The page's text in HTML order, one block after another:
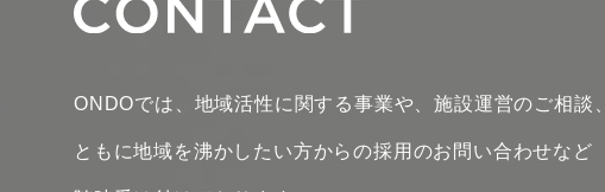
ONDOでは、地域活性に関する事業や、施設運営のご相談、
ともに地域を沸かしたい方からの採用のお問い合わせなど